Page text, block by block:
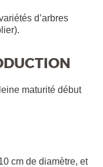
d’arbres
maturité début
cm de diamètre, et